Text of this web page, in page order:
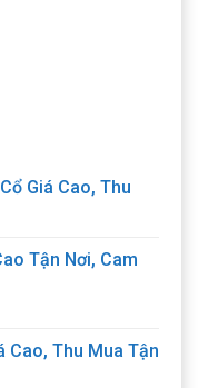
Giá Cao, Thu
Tận Nơi, Cam
Cao, Thu Mua Tận